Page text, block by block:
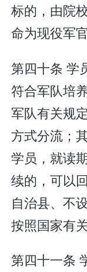
标的，由院
命为现役军
第四十条 学
符合军队培
军队有关规
方式分流；
学员，就读
续的，可以
自治县、不
按照国家有
第四十一条